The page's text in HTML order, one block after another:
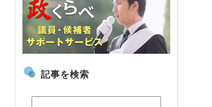
記事を検索